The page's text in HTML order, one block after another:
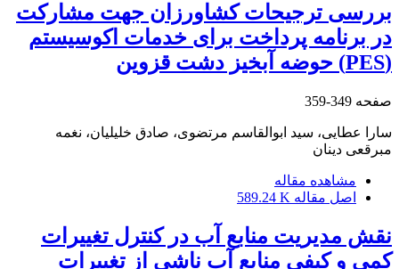
بررسی ترجیحات کشاورزان جهت مشارکت
در برنامه پرداخت برای خدمات اکوسیستم
(PES) حوضه آبخیز دشت قزوین
صفحه 349-359
سارا عطایی، سید ابوالقاسم مرتضوی، صادق خلیلیان، نغمه
مبرقعی دینان
مشاهده مقاله
اصل مقاله 589.24 K
نقش مدیریت منابع آب در کنترل تغییرات
کمی و کیفی منابع آب ناشی از تغییرات